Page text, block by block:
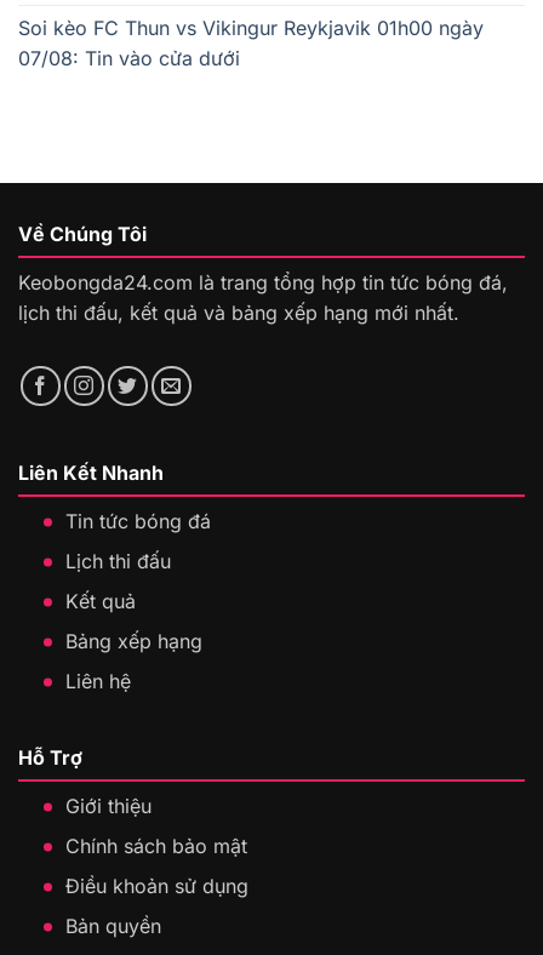
Soi kèo FC Thun vs Vikingur Reykjavik 01h00 ngày
07/08: Tin vào cửa dưới
Về Chúng Tôi
Keobongda24.com là trang tổng hợp tin tức bóng đá,
lịch thi đấu, kết quả và bảng xếp hạng mới nhất.
Liên Kết Nhanh
Tin tức bóng đá
Lịch thi đấu
Kết quả
Bảng xếp hạng
Liên hệ
Hỗ Trợ
Giới thiệu
Chính sách bảo mật
Điều khoản sử dụng
Bản quyền